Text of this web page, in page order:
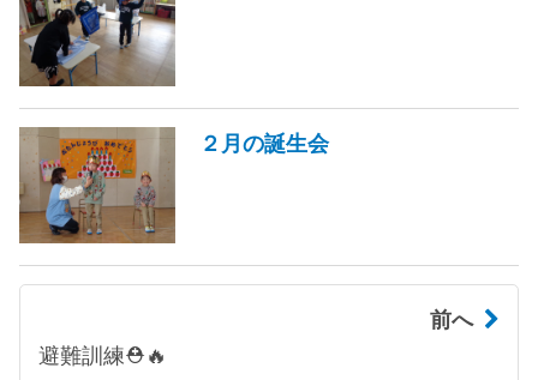
２月の誕生会
前へ
避難訓練⛑🔥